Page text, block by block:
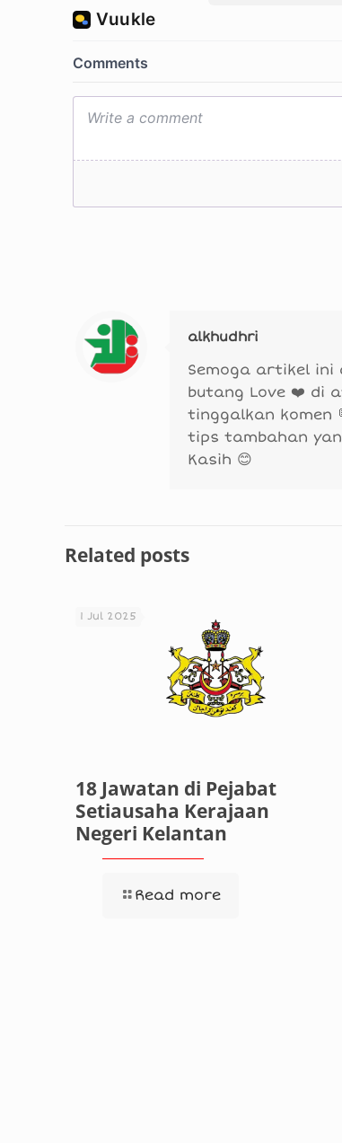
alkhudhri
Semoga artikel ini
butang Love ❤️ di
tinggalkan komen
tips tambahan
Kasih 😊
Related posts
1 Jul 2025
18 Jawatan di Pejabat
Setiausaha Kerajaan
Negeri Kelantan
Read more